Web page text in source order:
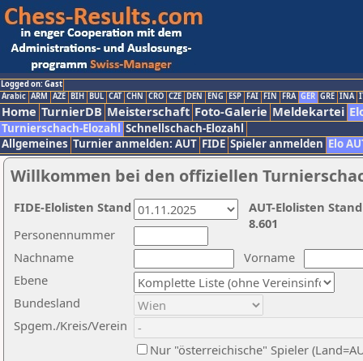
Logged on: Gast
Arabic ARM AZE BIH BUL CAT CHN CRO CZE DEN ENG ESP FAI FIN FRA GER GRE INA
Home TurnierDB Meisterschaft Foto-Galerie Meldekartei
Turnierschach-Elozahl Schnellschach-Elozahl
Allgemeines Turnier anmelden: AUT FIDE Spieler anmelden Elo
Willkommen bei den offiziellen
Nachname
Vorname
Ebene
Personennummer
Bundesland
Spgem./Kreis/Verein
Nur "österreichische" Spieler
AUT-Elolisten
8.601
FIDE-Elolisten Stand